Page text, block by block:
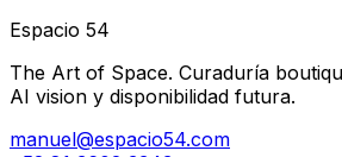
Espacio 54
The Art of Space. Curaduría
AI vision y disponibilidad futura.
manuel@espacio54.com